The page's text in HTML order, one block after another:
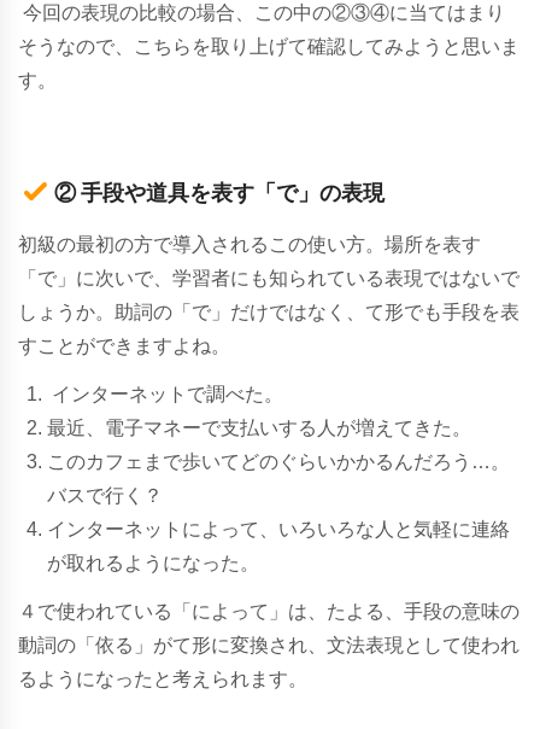
今回の表現の比較の場合、この中の②③④に当てはまり
そうなので、こちらを取り上げて確認してみようと思いま
す。
② 手段や道具を表す「で」の表現
初級の最初の方で導入されるこの使い方。場所を表す
「で」に次いで、学習者にも知られている表現ではないで
しょうか。助詞の「で」だけではなく、て形でも手段を表
すことができますよね。
インターネットで調べた。
最近、電子マネーで支払いする人が増えてきた。
このカフェまで歩いてどのぐらいかかるんだろう…。
バスで行く？
インターネットによって、いろいろな人と気軽に連絡
が取れるようになった。
４で使われている「によって」は、たよる、手段の意味の
動詞の「依る」がて形に変換され、文法表現として使われ
るようになったと考えられます。